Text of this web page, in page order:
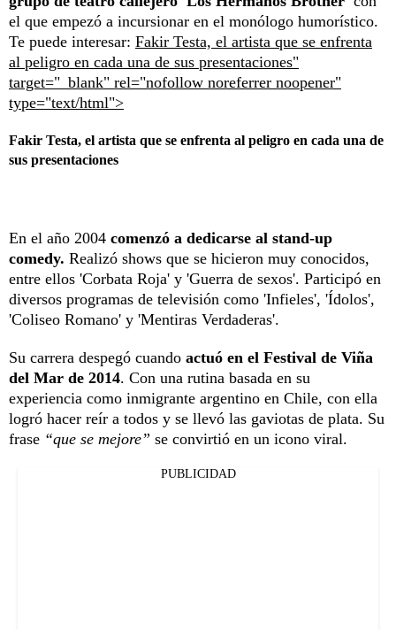
el que empezó a incursionar en el monólogo humorístico.
Te puede interesar: Fakir Testa, el artista que se enfrenta
al peligro en cada una de sus presentaciones"
target="_blank" rel="nofollow noreferrer noopener"
type="text/html">
Fakir Testa, el artista que se enfrenta al peligro en cada una de
sus presentaciones
En el año 2004 comenzó a dedicarse al stand-up
comedy. Realizó shows que se hicieron muy conocidos,
entre ellos 'Corbata Roja' y 'Guerra de sexos'. Participó en
diversos programas de televisión como 'Infieles', 'Ídolos',
'Coliseo Romano' y 'Mentiras Verdaderas'.
Su carrera despegó cuando actuó en el Festival de Viña
del Mar de 2014. Con una rutina basada en su
experiencia como inmigrante argentino en Chile, con ella
logró hacer reír a todos y se llevó las gaviotas de plata. Su
frase “que se mejore” se convirtió en un icono viral.
PUBLICIDAD